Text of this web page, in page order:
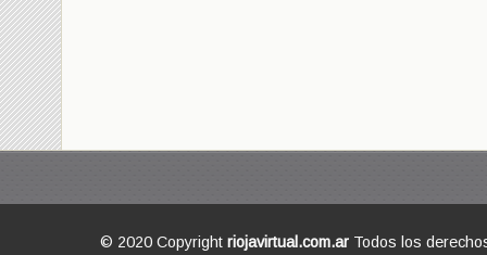
© 2020 Copyright riojavirtual.com.ar Todos los